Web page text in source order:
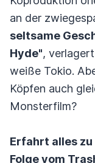
an der
seltsame
Hyde",
weiße Tokio.
Köpfen auch
Monsterfilm?
Erfahrt alles zu
Folge vom